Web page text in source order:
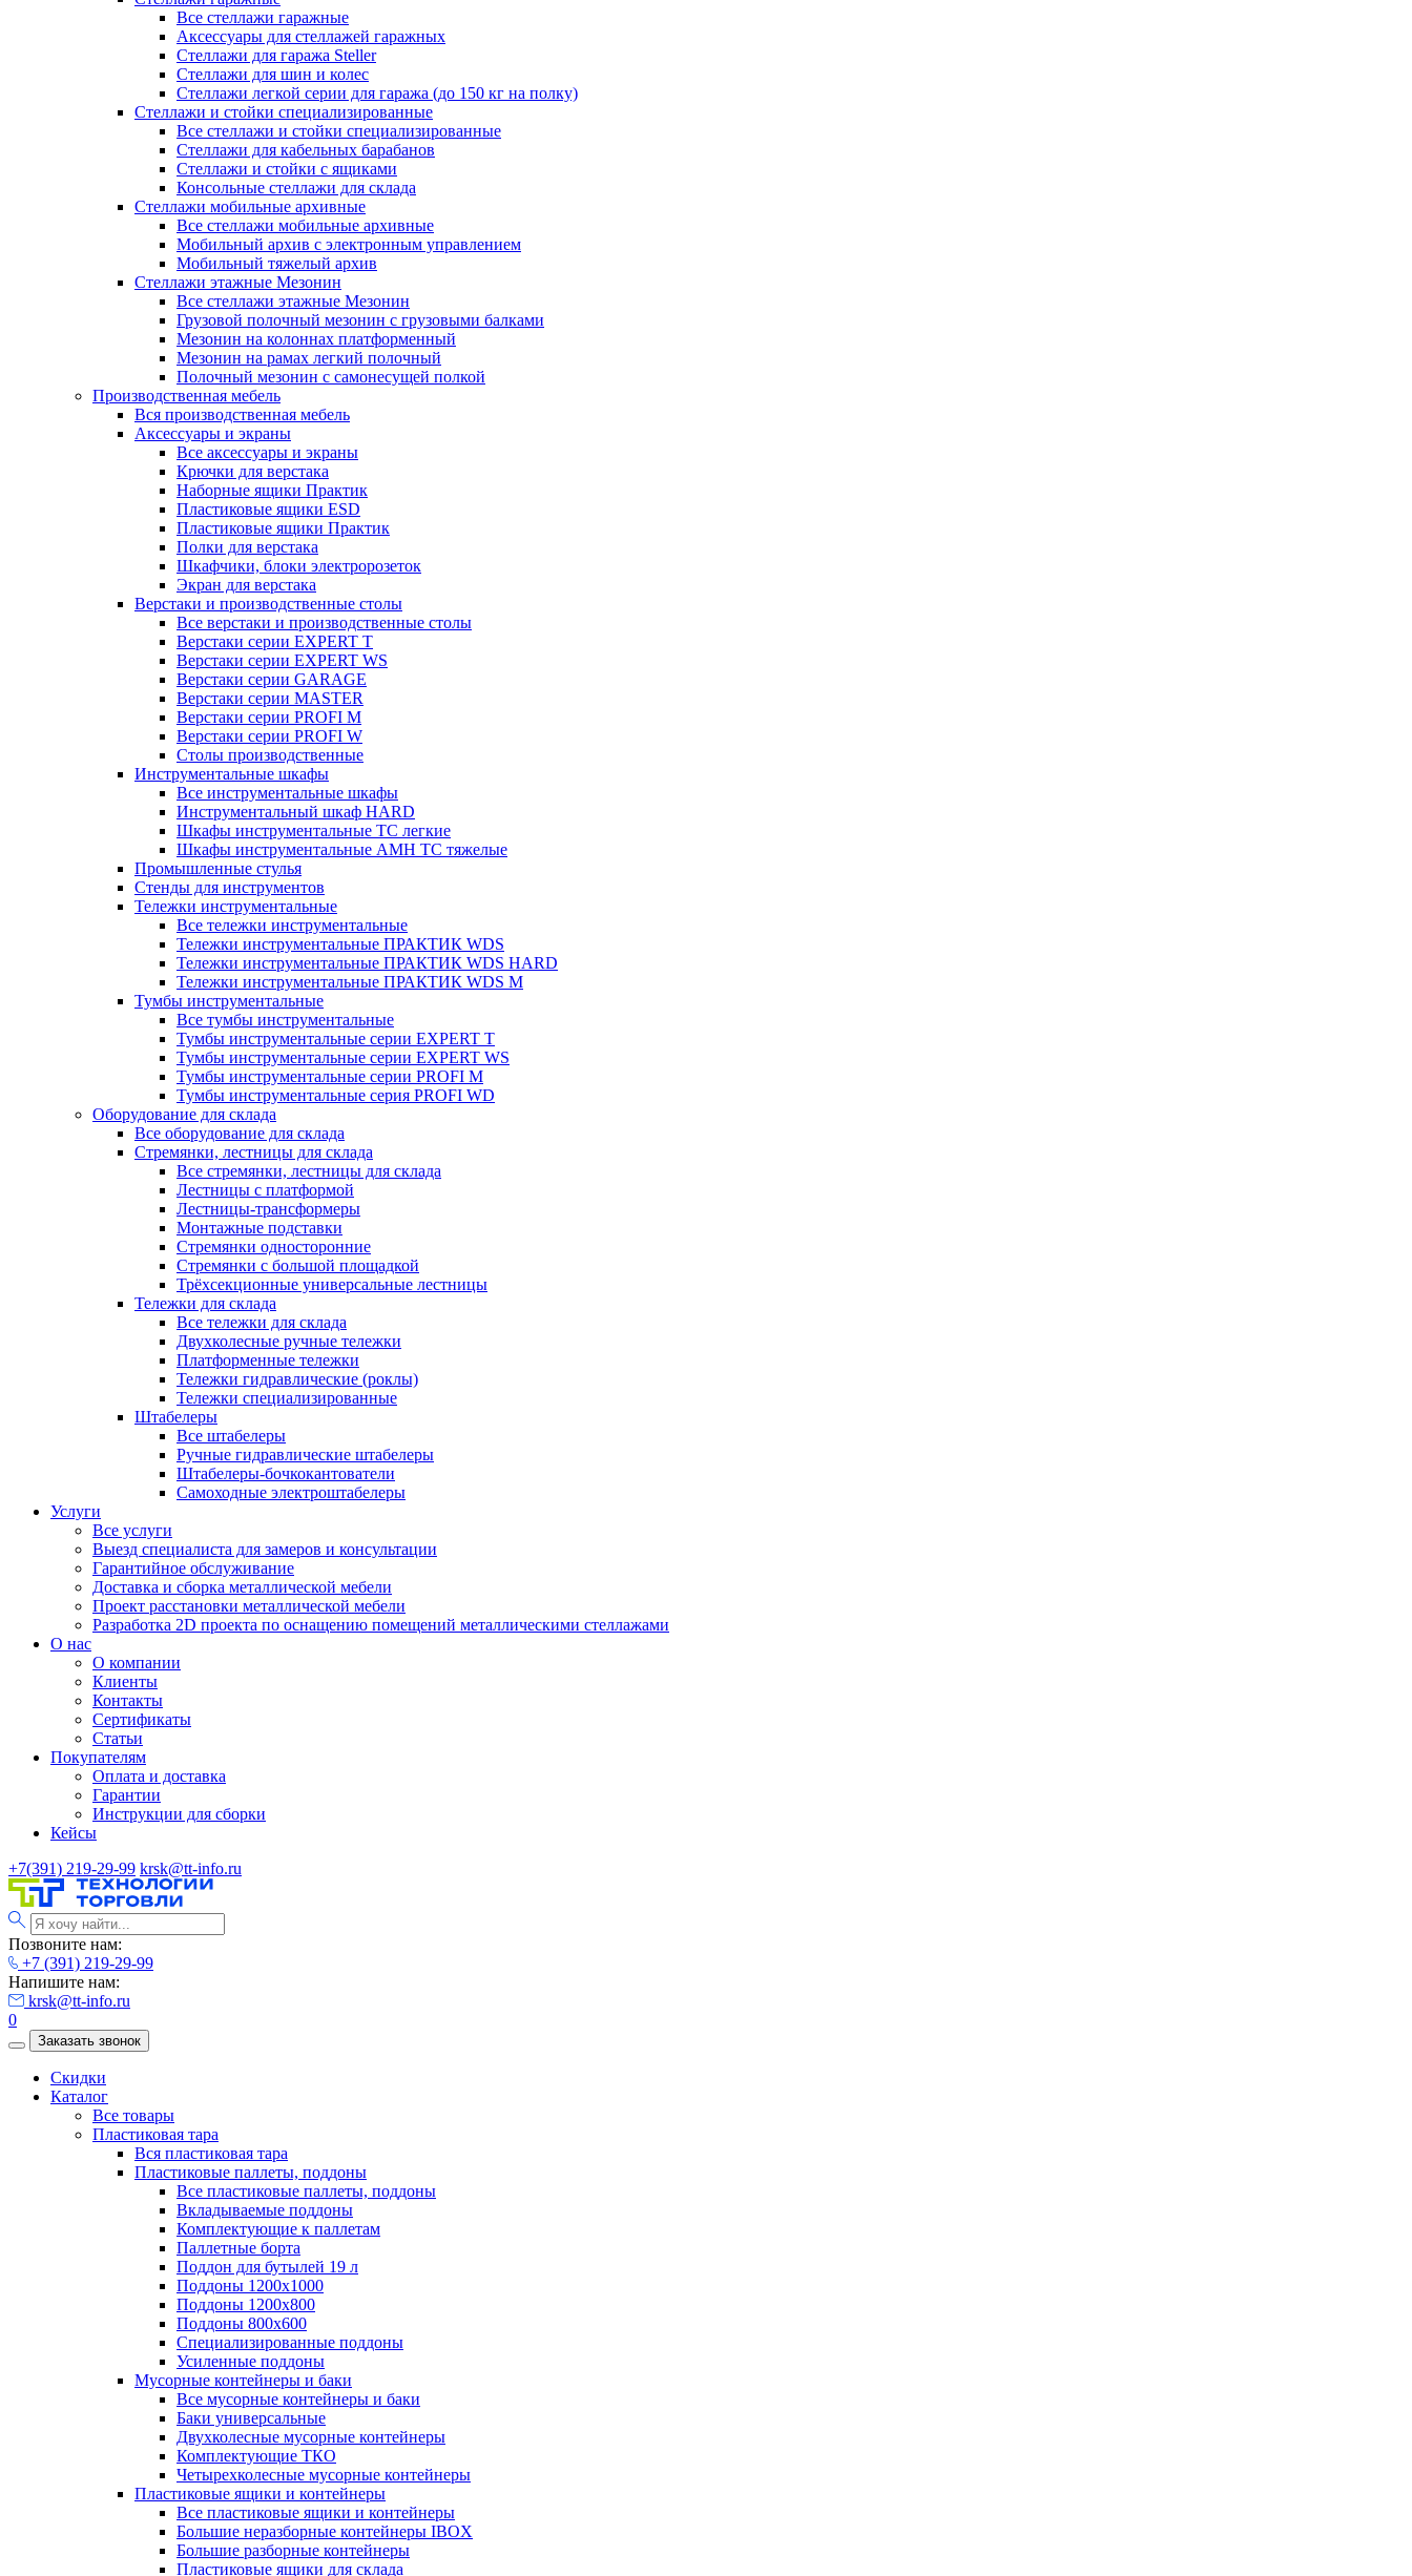
Все стеллажи гаражные
Аксессуары для стеллажей гаражных
Стеллажи для гаража Steller
Стеллажи для шин и колес
Стеллажи легкой серии для гаража (до 150 кг на полку)
Стеллажи и стойки специализированные
Все стеллажи и стойки специализированные
Стеллажи для кабельных барабанов
Стеллажи и стойки с ящиками
Консольные стеллажи для склада
Стеллажи мобильные архивные
Все стеллажи мобильные архивные
Мобильный архив с электронным управлением
Мобильный тяжелый архив
Стеллажи этажные Мезонин
Все стеллажи этажные Мезонин
Грузовой полочный мезонин с грузовыми балками
Мезонин на колоннах платформенный
Мезонин на рамах легкий полочный
Полочный мезонин с самонесущей полкой
Производственная мебель
Вся производственная мебель
Аксессуары и экраны
Все аксессуары и экраны
Крючки для верстака
Наборные ящики Практик
Пластиковые ящики ESD
Пластиковые ящики Практик
Полки для верстака
Шкафчики, блоки электророзеток
Экран для верстака
Верстаки и производственные столы
Все верстаки и производственные столы
Верстаки серии EXPERT T
Верстаки серии EXPERT WS
Верстаки серии GARAGE
Верстаки серии MASTER
Верстаки серии PROFI M
Верстаки серии PROFI W
Столы производственные
Инструментальные шкафы
Все инструментальные шкафы
Инструментальный шкаф HARD
Шкафы инструментальные ТС легкие
Шкафы инструментальные AMH TC тяжелые
Промышленные стулья
Стенды для инструментов
Тележки инструментальные
Все тележки инструментальные
Тележки инструментальные ПРАКТИК WDS
Тележки инструментальные ПРАКТИК WDS HARD
Тележки инструментальные ПРАКТИК WDS M
Тумбы инструментальные
Все тумбы инструментальные
Тумбы инструментальные серии EXPERT T
Тумбы инструментальные серии EXPERT WS
Тумбы инструментальные серии PROFI M
Тумбы инструментальные серия PROFI WD
Оборудование для склада
Все оборудование для склада
Стремянки, лестницы для склада
Все стремянки, лестницы для склада
Лестницы с платформой
Лестницы-трансформеры
Монтажные подставки
Стремянки односторонние
Стремянки с большой площадкой
Трёхсекционные универсальные лестницы
Тележки для склада
Все тележки для склада
Двухколесные ручные тележки
Платформенные тележки
Тележки гидравлические (роклы)
Тележки специализированные
Штабелеры
Все штабелеры
Ручные гидравлические штабелеры
Штабелеры-бочкокантователи
Самоходные электроштабелеры
Услуги
Все услуги
Выезд специалиста для замеров и консультации
Гарантийное обслуживание
Доставка и сборка металлической мебели
Проект расстановки металлической мебели
Разработка 2D проекта по оснащению помещений металлическими стеллажами
О нас
О компании
Клиенты
Контакты
Сертификаты
Статьи
Покупателям
Оплата и доставка
Гарантии
Инструкции для сборки
Кейсы
+7(391) 219-29-99 krsk@tt-info.ru
Позвоните нам:
+7 (391) 219-29-99
Напишите нам:
krsk@tt-info.ru
0
Заказать звонок
Скидки
Каталог
Все товары
Пластиковая тара
Вся пластиковая тара
Пластиковые паллеты, поддоны
Все пластиковые паллеты, поддоны
Вкладываемые поддоны
Комплектующие к паллетам
Паллетные борта
Поддон для бутылей 19 л
Поддоны 1200х1000
Поддоны 1200х800
Поддоны 800х600
Специализированные поддоны
Усиленные поддоны
Мусорные контейнеры и баки
Все мусорные контейнеры и баки
Баки универсальные
Двухколесные мусорные контейнеры
Комплектующие ТКО
Четырехколесные мусорные контейнеры
Пластиковые ящики и контейнеры
Все пластиковые ящики и контейнеры
Большие неразборные контейнеры IBOX
Большие разборные контейнеры
Пластиковые ящики для склада